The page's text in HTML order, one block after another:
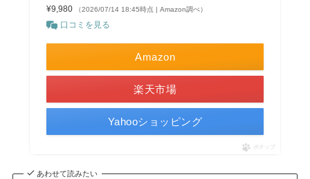
¥9,980
（2026/07/14 18:45時点 | Amazon調べ）
口コミを見る
Amazon
楽天市場
Yahooショッピング
ポチップ
あわせて読みたい